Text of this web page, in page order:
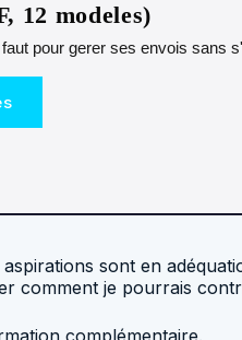
12 modeles)
pour gerer ses envois sans
sont en
comment je pourrais
complémentaire.